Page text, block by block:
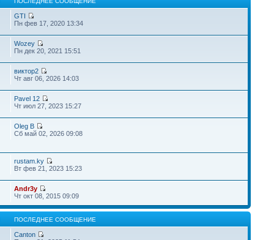
GTI
Пн фев 17, 2020 13:34
Wozey
Пн дек 20, 2021 15:51
виктор2
Чт авг 06, 2026 14:03
Pavel 12
Чт июл 27, 2023 15:27
Oleg B
Сб май 02, 2026 09:08
rustam.ky
Вт фев 21, 2023 15:23
Andr3y
Чт окт 08, 2015 09:09
ПОСЛЕДНЕЕ СООБЩЕНИЕ
Canton